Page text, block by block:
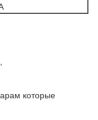
которые